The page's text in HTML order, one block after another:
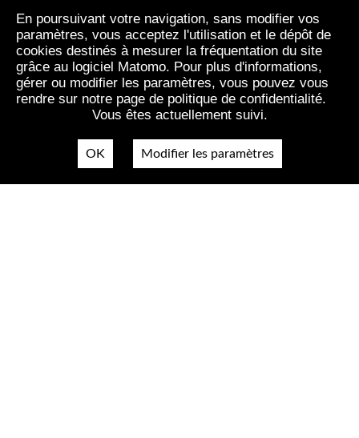
InterAcademy Panel
4 décembre 2003
Tous les textes
Nous contacter
Plan du site
Mentions légales & confidentialité
Accessibilté
En poursuivant votre navigation, sans modifier vos
paramètres, vous acceptez l'utilisation et le dépôt de
cookies destinés à mesurer la fréquentation du site
grâce au logiciel Matomo. Pour plus d'informations,
gérer ou modifier les paramètres, vous pouvez vous
rendre sur notre page de politique de confidentialité.
Vous êtes actuellement suivi.
OK Modifier les paramètres